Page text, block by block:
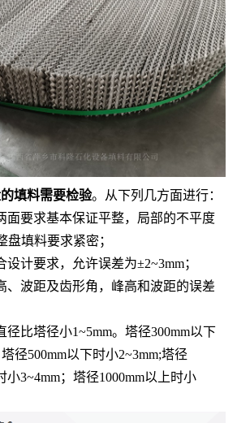
填料需要检验。从下列几方面进行：
面要求基本保证平整，局部的不平度
盘填料要求紧密；
设计要求，允许误差为±2~3mm；
、波距及齿形角，峰高和波距的误差
径比塔径小1~5mm。塔径300mm以下
塔径500mm以下时小2~3mm;塔径
小3~4mm；塔径1000mm以上时小